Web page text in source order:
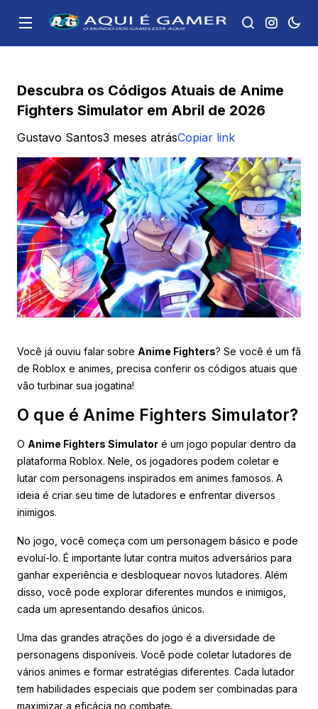
Descubra os Códigos Atuais de Anime
Fighters Simulator em Abril de 2026
Gustavo Santos3 meses atrásCopiar link
Você já ouviu falar sobre Anime Fighters? Se você é um fã
de Roblox e animes, precisa conferir os códigos atuais que
vão turbinar sua jogatina!
O que é Anime Fighters Simulator?
O Anime Fighters Simulator é um jogo popular dentro da
plataforma Roblox. Nele, os jogadores podem coletar e
lutar com personagens inspirados em animes famosos. A
ideia é criar seu time de lutadores e enfrentar diversos
inimigos.
No jogo, você começa com um personagem básico e pode
evoluí-lo. É importante lutar contra muitos adversários para
ganhar experiência e desbloquear novos lutadores. Além
disso, você pode explorar diferentes mundos e inimigos,
cada um apresentando desafios únicos.
Uma das grandes atrações do jogo é a diversidade de
personagens disponíveis. Você pode coletar lutadores de
vários animes e formar estratégias diferentes. Cada lutador
tem habilidades especiais que podem ser combinadas para
maximizar a eficácia no combate.